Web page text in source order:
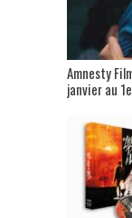
Amnesty
janvier au